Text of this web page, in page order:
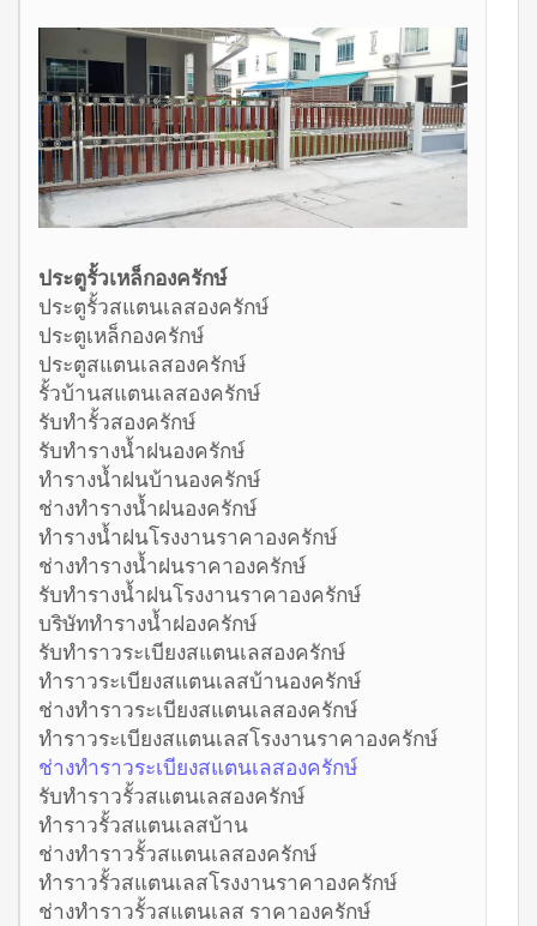
ประตูรั้วเหล็กองครักษ์
ประตูรั้วสแตนเลสองครักษ์
ประตูเหล็กองครักษ์
ประตูสแตนเลสองครักษ์
รั้วบ้านสแตนเลสองครักษ์
รับทำรั้วสองครักษ์
รับทำรางน้ำฝนองครักษ์
ทำรางน้ำฝนบ้านองครักษ์
ช่างทำรางน้ำฝนองครักษ์
ทำรางน้ำฝนโรงงานราคาองครักษ์
ช่างทำรางน้ำฝนราคาองครักษ์
รับทำรางน้ำฝนโรงงานราคาองครักษ์
บริษัททำรางน้ำฝองครักษ์
รับทำราวระเบียงสแตนเลสองครักษ์
ทำราวระเบียงสแตนเลสบ้านองครักษ์
ช่างทำราวระเบียงสแตนเลสองครักษ์
ทำราวระเบียงสแตนเลสโรงงานราคาองครักษ์
ช่างทำราวระเบียงสแตนเลสองครักษ์
รับทำราวรั้วสแตนเลสองครักษ์
ทำราวรั้วสแตนเลสบ้าน
ช่างทำราวรั้วสแตนเลสองครักษ์
ทำราวรั้วสแตนเลสโรงงานราคาองครักษ์
ช่างทำราวรั้วสแตนเลส ราคาองครักษ์